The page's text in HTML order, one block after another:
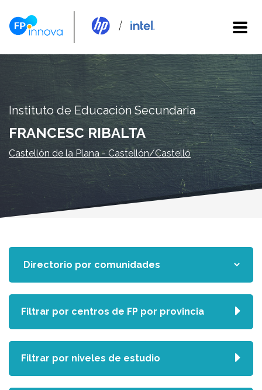
Instituto de Educación Secundaria
FRANCESC RIBALTA
Castellón de la Plana - Castellón/Castelló
Filtrar por centros de FP por provincia
Filtrar por niveles de estudio